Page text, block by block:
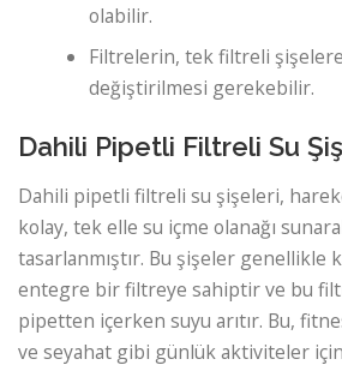
olabilir.
Filtrelerin, tek filtreli
değiştirilmesi gerekebilir.
Dahili Pipetli Filtreli Su
Dahili pipetli filtreli su şişeleri,
kolay, tek elle su içme olanağı
tasarlanmıştır. Bu şişeler genellikle
entegre bir filtreye sahiptir ve bu
pipetten içerken suyu arıtır. Bu,
ve seyahat gibi günlük aktiviteler